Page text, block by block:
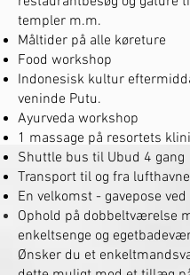
templer m.m.
Måltider på alle køreture
Food workshop
Indonesisk kultur
veninde Putu.
Ayurveda workshop
1 massage på resortets
Shuttle bus til Ubud 4 gang
Transport til og fra
En velkomst - gavepose
Ophold på dobbeltværelse
enkeltsenge og eget
Ønsker du et